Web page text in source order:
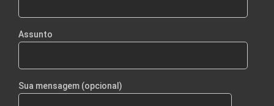
Assunto
Sua mensagem (opcional)